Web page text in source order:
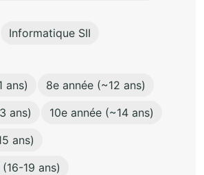
Informatique SII
ans)
8e année (~12 ans)
ans)
10e année (~14 ans)
ans)
19 ans)